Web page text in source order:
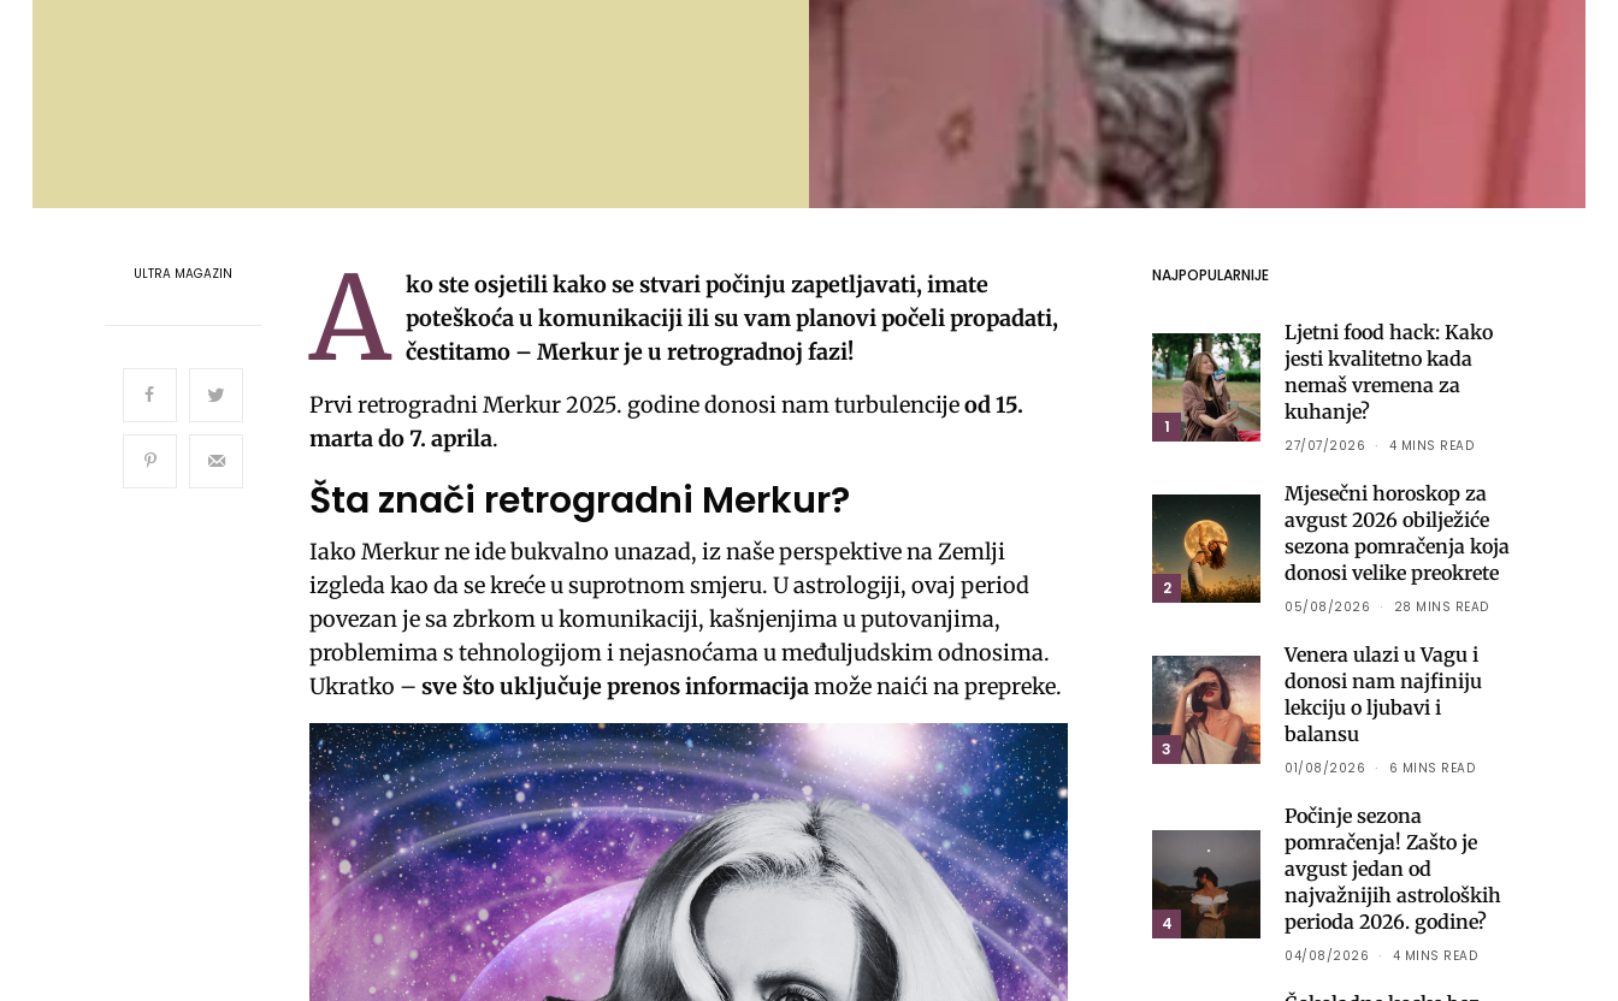
ULTRA MAGAZIN A ko ste osjetili kako se stvari počinju zapetljavati, imate
poteškoća u komunikaciji ili su vam planovi počeli propadati,
čestitamo – Merkur je u retrogradnoj fazi!
Prvi retrogradni Merkur 2025. godine donosi nam turbulencijeod 15.
marta do 7. aprila.
Šta znači retrogradni Merkur?
Iako Merkur ne ide bukvalno unazad, iz naše perspektive na Zemlji
izgleda kao da se kreće u suprotnom smjeru. U astrologiji, ovaj period
povezan je sa zbrkom u komunikaciji, kašnjenjima u putovanjima,
problemima s tehnologijom i nejasnoćama u međuljudskim odnosima.
Ukratko –sve što uključuje prenos informacijamože naići na prepreke.
NAJPOPULARNIJE
1
Ljetni food hack: Kako
jesti kvalitetno kada
nemaš vremena za
kuhanje?
27/07/2026 4 MINS READ
2
Mjesečni horoskop za
avgust 2026 obilježiće
sezona pomračenja koja
donosi velike preokrete
05/08/2026 28 MINS READ
3
Venera ulazi u Vagu i
donosi nam najfiniju
lekciju o ljubavi i
balansu
01/08/2026 6 MINS READ
4
Počinje sezona
pomračenja! Zašto je
avgust jedan od
najvažnijih astroloških
perioda 2026. godine?
04/08/2026 4 MINS READ